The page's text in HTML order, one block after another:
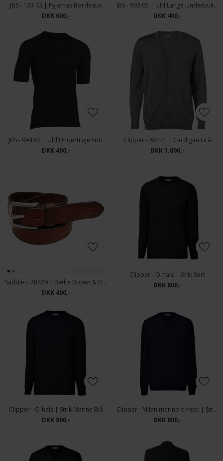
JBS - 133 43 | Pyjamas Bordeaux
DKK 600,-
JBS - 993 05 | Uld Lange Underbukser hvid
DKK 400,-
JBS - 994 02 | Uld Undertrøje Sort
DKK 400,-
Clipper - 89471 | Cardigan Grå
DKK 1.000,-
Saddler- 78429 | Bælte Brown & Black
DKK 400,-
Clipper - O-hals | Strik Sort
DKK 800,-
Clipper - O-hals | Strik Marine Blå
DKK 800,-
Clipper - Milan merino V-neck | Strik Marine Blå
DKK 800,-